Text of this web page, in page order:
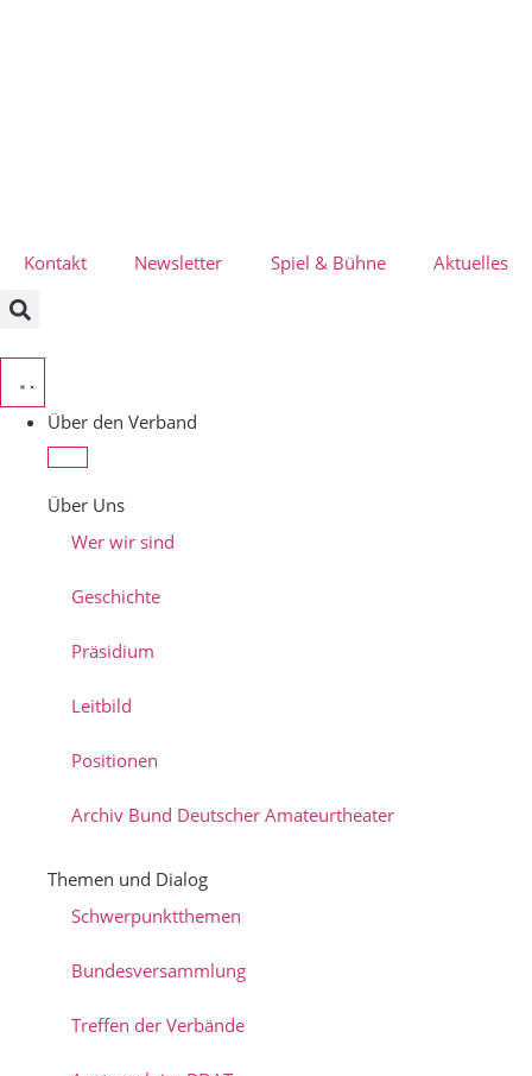
Kontakt Newsletter Spiel & Bühne Aktuelles
Über den Verband
Über Uns
Wer wir sind
Geschichte
Präsidium
Leitbild
Positionen
Archiv Bund Deutscher Amateurtheater
Themen und Dialog
Schwerpunktthemen
Bundesversammlung
Treffen der Verbände